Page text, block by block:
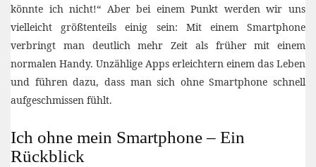
könnte ich nicht!“ Aber bei einem Punkt werden wir uns
vielleicht größtenteils einig sein: Mit einem Smartphone
verbringt man deutlich mehr Zeit als früher mit einem
normalen Handy. Unzählige Apps erleichtern einem das Leben
und führen dazu, dass man sich ohne Smartphone schnell
aufgeschmissen fühlt.
Ich ohne mein Smartphone – Ein
Rückblick